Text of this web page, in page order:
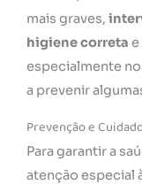
mais graves,
higiene correta e
especialmente
a prevenir
Prevenção e
Para garantir a
atenção especial